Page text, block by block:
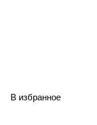
В избранное